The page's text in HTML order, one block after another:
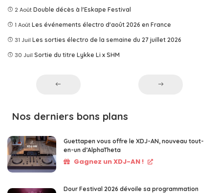
2 Août Double décès à l'Eskape Festival
1 Août Les événements électro d'août 2026 en France
31 Juil Les sorties électro de la semaine du 27 juillet 2026
30 Juil Sortie du titre Lykke Li x SHM
Nos derniers bons plans
Guettapen vous offre le XDJ-AN, nouveau tout-
en-un d’AlphaTheta
Gagnez un XDJ-AN !
Dour Festival 2026 dévoile sa programmation